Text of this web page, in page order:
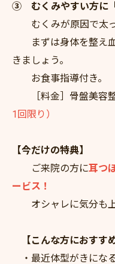
③ むくみやすい方に「
むくみが原因で太っ
まずは身体を整え血
きましょう。
お食事指導付き。
［料金］骨盤美容
1回限り）
【今だけの特典】
ご来院の方に耳つ
ービス！
オシャレに気分も上
【こんな方におすす
・最近体型がきにな